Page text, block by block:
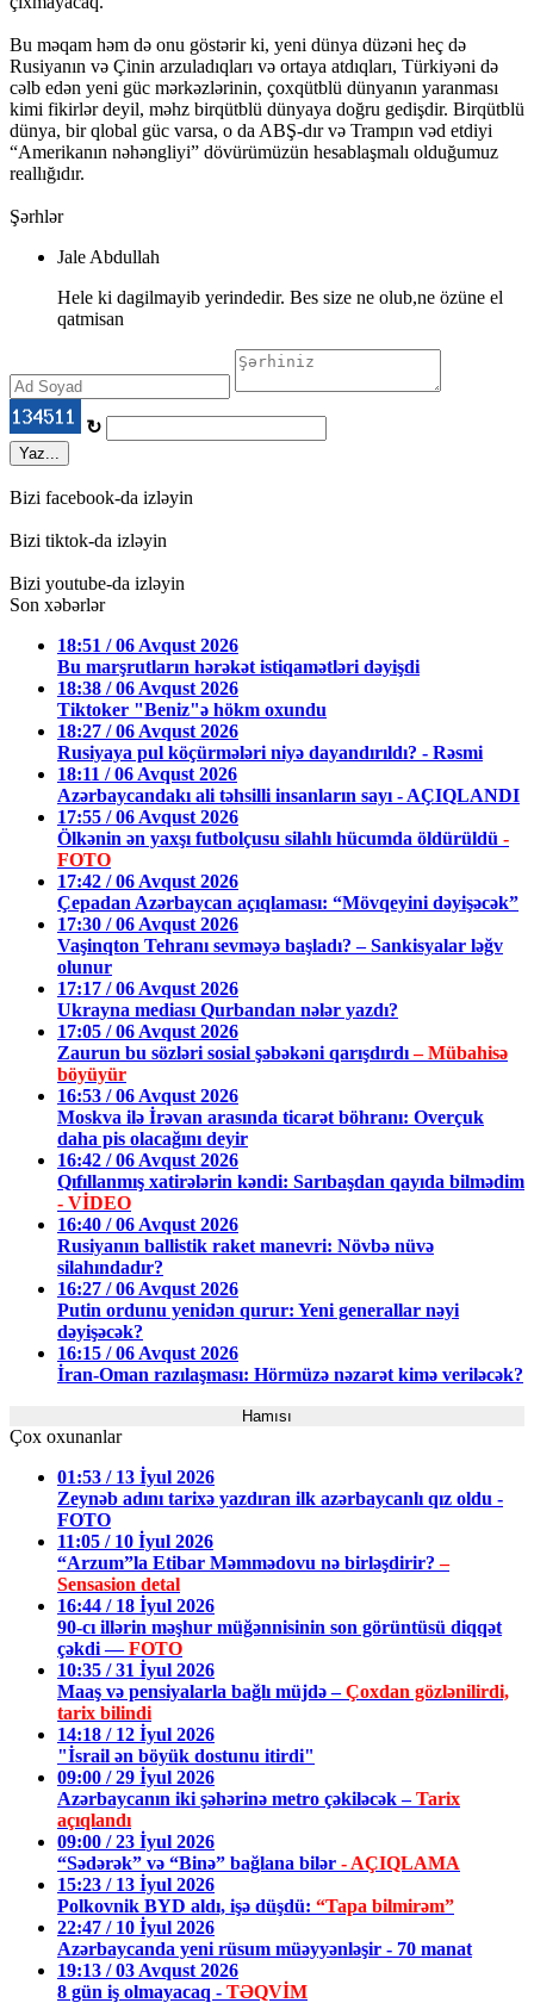
Bu məqam həm də onu göstərir ki, yeni dünya düzəni heç də
Rusiyanın və Çinin arzuladıqları və ortaya atdıqları, Türkiyəni də
cəlb edən yeni güc mərkəzlərinin, çoxqütblü dünyanın yaranması
kimi fikirlər deyil, məhz birqütblü dünyaya doğru gedişdir. Birqütblü
dünya, bir qlobal güc varsa, o da ABŞ-dır və Trampın vəd etdiyi
“Amerikanın nəhəngliyi” dövürümüzün hesablaşmalı olduğumuz
reallığıdır.
Şərhlər
Jale Abdullah
Hele ki dagilmayib yerindedir. Bes size ne olub,ne özüne el
qatmisan
↻
Yaz...
Bizi facebook-da izləyin
Bizi tiktok-da izləyin
Bizi youtube-da izləyin
Son xəbərlər
18:51 / 06 Avqust 2026
Bu marşrutların hərəkət istiqamətləri dəyişdi
18:38 / 06 Avqust 2026
Tiktoker "Beniz"ə hökm oxundu
18:27 / 06 Avqust 2026
Rusiyaya pul köçürmələri niyə dayandırıldı? - Rəsmi
18:11 / 06 Avqust 2026
Azərbaycandakı ali təhsilli insanların sayı - AÇIQLANDI
17:55 / 06 Avqust 2026
Ölkənin ən yaxşı futbolçusu silahlı hücumda öldürüldü -
FOTO
17:42 / 06 Avqust 2026
Çepadan Azərbaycan açıqlaması: “Mövqeyini dəyişəcək”
17:30 / 06 Avqust 2026
Vaşinqton Tehranı sevməyə başladı? – Sankisyalar ləğv
olunur
17:17 / 06 Avqust 2026
Ukrayna mediası Qurbandan nələr yazdı?
17:05 / 06 Avqust 2026
Zaurun bu sözləri sosial şəbəkəni qarışdırdı– Mübahisə
böyüyür
16:53 / 06 Avqust 2026
Moskva ilə İrəvan arasında ticarət böhranı: Overçuk
daha pis olacağını deyir
16:42 / 06 Avqust 2026
Qıfıllanmış xatirələrin kəndi: Sarıbaşdan qayıda bilmədim
- VİDEO
16:40 / 06 Avqust 2026
Rusiyanın ballistik raket manevri: Növbə nüvə
silahındadır?
16:27 / 06 Avqust 2026
Putin ordunu yenidən qurur: Yeni generallar nəyi
dəyişəcək?
16:15 / 06 Avqust 2026
İran-Oman razılaşması: Hörmüzə nəzarət kimə veriləcək?
Hamısı
Çox oxunanlar
01:53 / 13 İyul 2026
Zeynəb adını tarixə yazdıran ilk azərbaycanlı qız oldu -
FOTO
11:05 / 10 İyul 2026
“Arzum”la Etibar Məmmədovu nə birləşdirir?–
Sensasion detal
16:44 / 18 İyul 2026
90-cı illərin məşhur müğənnisinin son görüntüsü diqqət
çəkdi —FOTO
10:35 / 31 İyul 2026
Maaş və pensiyalarla bağlı müjdə –Çoxdan gözlənilirdi,
tarix bilindi
14:18 / 12 İyul 2026
"İsrail ən böyük dostunu itirdi"
09:00 / 29 İyul 2026
Azərbaycanın iki şəhərinə metro çəkiləcək –Tarix
açıqlandı
09:00 / 23 İyul 2026
“Sədərək” və “Binə” bağlana bilər - AÇIQLAMA
15:23 / 13 İyul 2026
Polkovnik BYD aldı, işə düşdü: “Tapa bilmirəm”
22:47 / 10 İyul 2026
Azərbaycanda yeni rüsum müəyyənləşir - 70 manat
19:13 / 03 Avqust 2026
8 gün iş olmayacaq - TƏQVİM